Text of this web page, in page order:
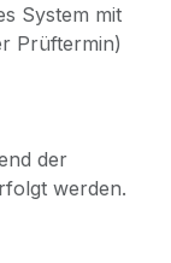
System mit
Prüftermin)
der
werden.